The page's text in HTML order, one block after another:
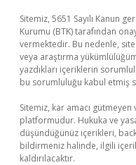
Sitemiz, 5651 Sayılı Kanun
Kurumu (BTK) tarafından
vermektedir. Bu nedenle,
veya araştırma
yazdıkları içeriklerin
bu sorumluluğu kabul etmiş
Sitemiz, kar amacı
platformudur. Hukuka ve
düşündüğünüz içerikleri,
bildirmeniz halinde, ilgili
kaldırılacaktır.